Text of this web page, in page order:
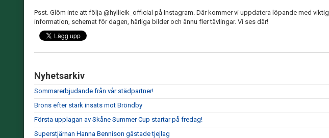
Psst. Glöm inte att följa @hyllieik_official på Instagram. Där kommer vi uppdatera löpande med viktig
information, schemat för dagen, härliga bilder och ännu fler tävlingar. Vi ses där!
Nyhetsarkiv
Sommarerbjudande från vår städpartner!
Brons efter stark insats mot Bröndby
Första upplagan av Skåne Summer Cup startar på fredag!
Superstjärnan Hanna Bennison gästade tjejlag